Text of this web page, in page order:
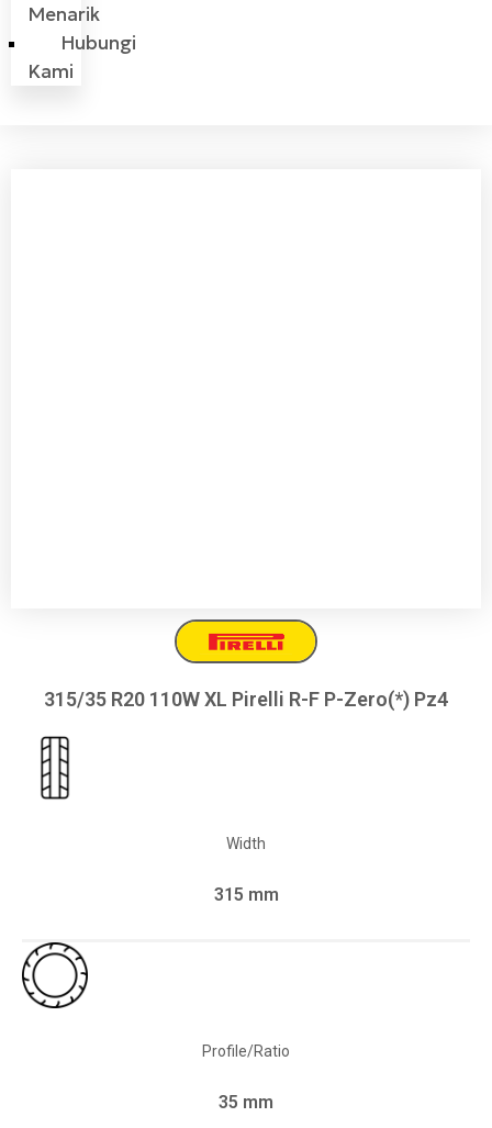
Menarik
Hubungi
Kami
315/35 R20 110W XL Pirelli R-F P-Zero(*) Pz4
Width
315 mm
Profile/Ratio
35 mm